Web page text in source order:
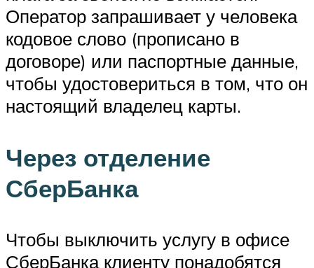
Оператор запрашивает у человека
кодовое слово (прописано в
договоре) или паспортные данные,
чтобы удостовериться в том, что он
настоящий владелец карты.
Через отделение
СберБанка
Чтобы выключить услугу в офисе
СберБанка клиенту понадобятся